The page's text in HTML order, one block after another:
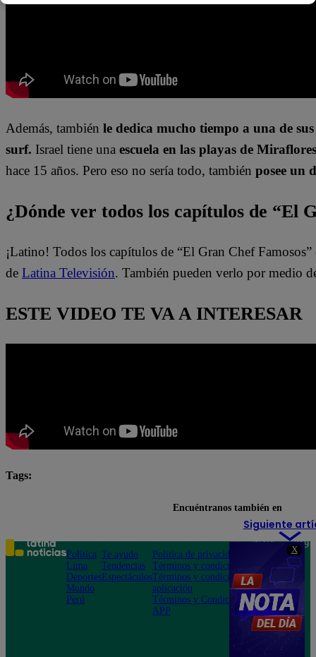
X
Además, también le dedica mucho tiempo a una de
surf. Israel tiene una escuela en las playas de
hace 15 años. Pero eso no sería todo, también posee un
¿Dónde ver todos los capítulos de “El
¡Latino! Todos los capítulos de “El Gran Chef
de Latina Televisión. También pueden verlo por medio
ESTE VIDEO TE VA A INTERESAR
Tags:
Siguiente
Encuéntranos también en
Política
Lima
Deportes
Mundo
Perú
Te ayudo
Tendencias
Espectáculos
Política de privacidad
Términos y condiciones
Términos y condiciones
aplicación
Términos y Condiciones
APP
Teléfono: 219
Av. San
Felipe 968
Jesús María